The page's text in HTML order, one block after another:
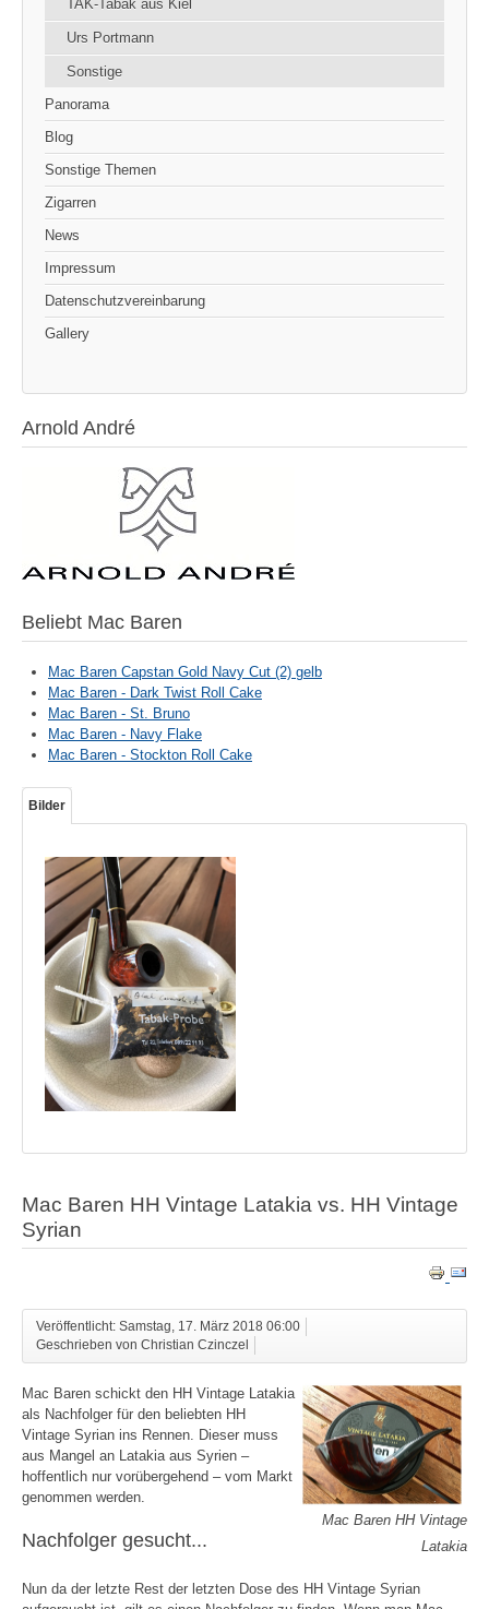
TAK-Tabak aus Kiel
Urs Portmann
Sonstige
Panorama
Blog
Sonstige Themen
Zigarren
News
Impressum
Datenschutzvereinbarung
Gallery
Arnold André
Beliebt Mac Baren
Mac Baren Capstan Gold Navy Cut (2) gelb
Mac Baren - Dark Twist Roll Cake
Mac Baren - St. Bruno
Mac Baren - Navy Flake
Mac Baren - Stockton Roll Cake
Bilder
Mac Baren HH Vintage Latakia vs. HH Vintage
Syrian
Veröffentlicht: Samstag, 17. März 2018 06:00
Geschrieben von Christian Czinczel
Mac Baren HH Vintage
Latakia
Mac Baren schickt den HH Vintage Latakia
als Nachfolger für den beliebten HH
Vintage Syrian ins Rennen. Dieser muss
aus Mangel an Latakia aus Syrien –
hoffentlich nur vorübergehend – vom Markt
genommen werden.
Nachfolger gesucht...
Nun da der letzte Rest der letzten Dose des HH Vintage Syrian